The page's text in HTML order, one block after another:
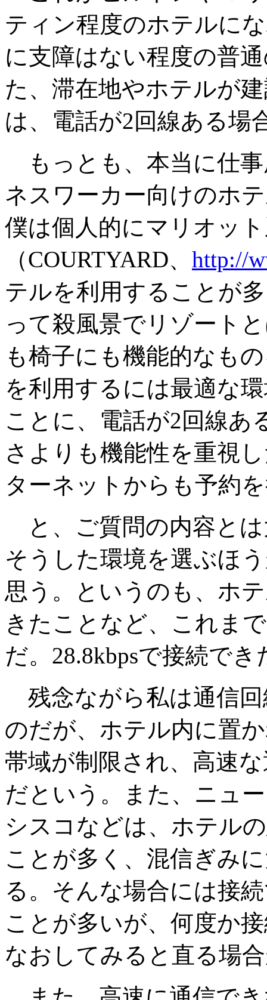
ティン程度のホテルに
に支障はない程度の普
た、滞在地やホテルが
は、電話が2回線ある場
もっとも、本当に仕
ネスワーカー向けのホ
僕は個人的にマリオッ
（COURTYARD、 http://
テルを利用することが
って殺風景でリゾート
も椅子にも機能的なも
を利用するには最適な
ことに、電話が2回線あ
さよりも機能性を重視
ターネットからも予約
と、ご質問の内容と
そうした環境を選ぶほ
思う。というのも、ホ
きたことなど、これま
だ。28.8kbpsで接続で
残念ながら私は通信
のだが、ホテル内に置
帯域が制限され、高速
だという。また、ニュ
シスコなどは、ホテル
ことが多く、混信ぎみ
る。そんな場合には接
ことが多いが、何度か
なおしてみると直る場